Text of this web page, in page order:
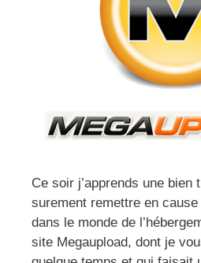
Ce soir j’apprends une bien
surement remettre en
dans le monde de
site Megaupload, dont je